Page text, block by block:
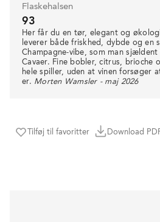
Tilføj til favoritter Download
Flaskehalsen
93
Her får du en tør, elegant og
leverer både friskhed, dybde og en
Champagne‑vibe, som man
Cavaer. Fine bobler, citrus, brioche
hele spiller, uden at vinen forsøger
er. Morten Wamsler - maj 2026